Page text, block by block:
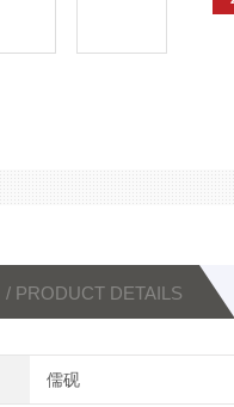
/ PRODUCT DETAILS
儒砚